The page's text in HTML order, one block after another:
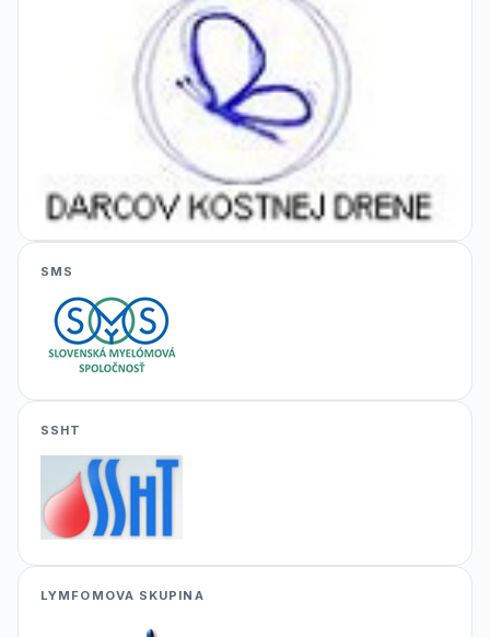
SMS
SSHT
LYMFOMOVA SKUPINA